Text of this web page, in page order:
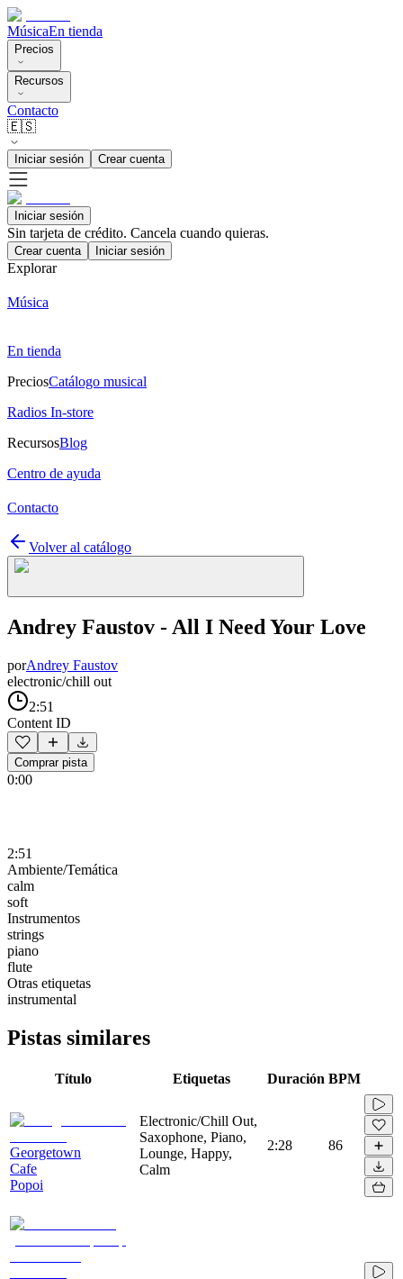
MúsicaEn tienda
Precios
Recursos
Contacto
🇪🇸
Iniciar sesión Crear cuenta
Iniciar sesión
Sin tarjeta de crédito. Cancela cuando quieras.
Crear cuenta Iniciar sesión
Explorar
Música
En tienda
PreciosCatálogo musical
Radios In-store
RecursosBlog
Centro de ayuda
Contacto
Volver al catálogo
Andrey Faustov - All I Need Your Love
porAndrey Faustov
electronic/chill out
2:51
Content ID
Comprar pista
0:00
2:51
Ambiente/Temática
calm
soft
Instrumentos
strings
piano
flute
Otras etiquetas
instrumental
Pistas similares
Título Etiquetas Duración BPM
Georgetown
Cafe
Popoi
Electronic/Chill Out,
Saxophone, Piano,
Lounge, Happy,
Calm
2:28 86